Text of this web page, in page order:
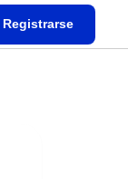
Registrarse